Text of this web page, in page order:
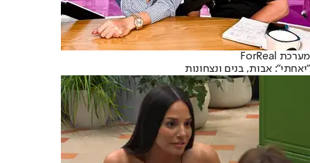
מערכת ForReal
"יאחתי": אבות, בנים ונצחונות